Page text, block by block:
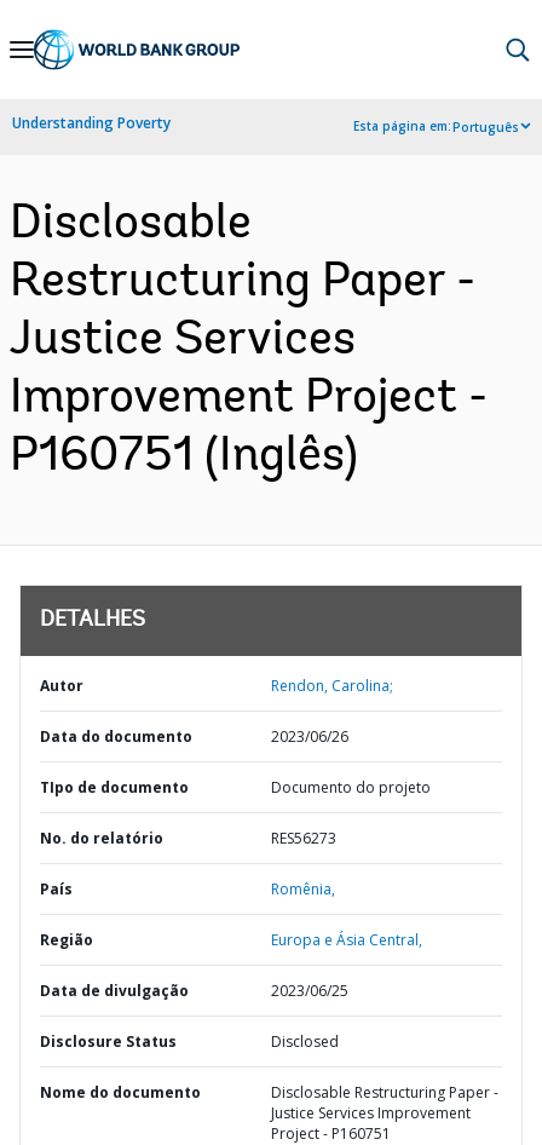
Skip
Navigation
Understanding Poverty Esta página em:Português
Disclosable
Restructuring Paper -
Justice Services
Improvement Project -
P160751 (Inglês)
DETALHES
Autor Rendon, Carolina;
Data do documento 2023/06/26
TIpo de documento Documento do projeto
No. do relatório RES56273
País Romênia,
Região Europa e Ásia Central,
Data de divulgação 2023/06/25
Disclosure Status Disclosed
Nome do documento
Disclosable Restructuring Paper -
Justice Services Improvement
Project - P160751